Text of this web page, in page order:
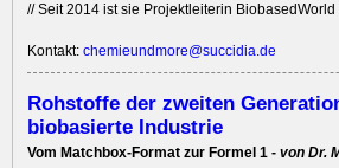
// Seit 2014 ist sie Projektleiterin
Kontakt: chemieundmore@succidia.de
Rohstoffe der zweiten
biobasierte Industrie
Vom Matchbox-Format zur Formel 1 - von Dr.